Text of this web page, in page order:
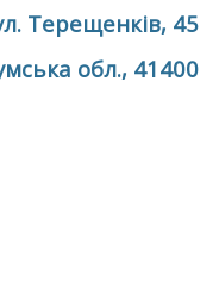
Терещенків, 45
обл., 41400